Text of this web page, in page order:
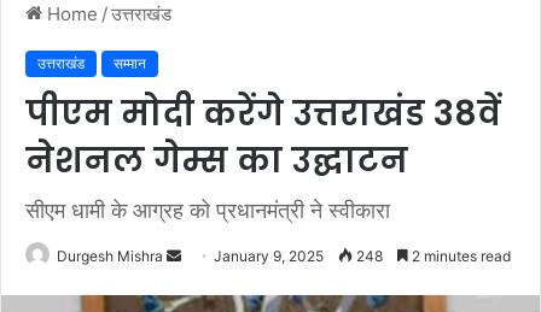
Home /उत्तराखंड
उत्तराखंड सम्मान
पीएम मोदी करेंगे उत्तराखंड 38वें
नेशनल गेम्स का उद्घाटन
सीएम धामी के आग्रह को प्रधानमंत्री ने स्वीकारा
Durgesh Mishra
Send January 9, 2025 248 2 minutes read